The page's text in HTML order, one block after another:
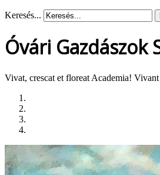
Keresés...
Óvári Gazdászok
Vivat, crescat et floreat Academia! Vivant